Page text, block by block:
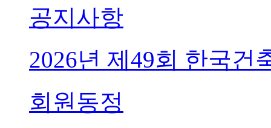
공지사항
2026년 제49회 한국건
회원동정